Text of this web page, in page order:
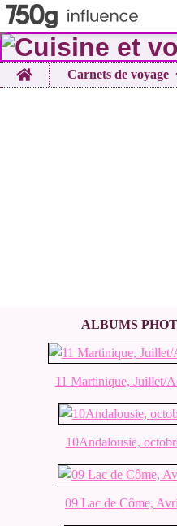
Home Carnets de voyage
ALBUMS
11 Martinique, Juillet/
10Andalousie,
09 Lac de Côme,